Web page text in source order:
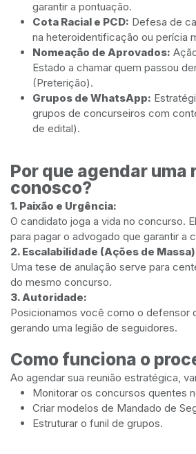
garantir a pontuação.
Cota Racial e PCD: Defesa de
na heteroidentificação ou perícia
Nomeação de Aprovados:
Estado a chamar quem passou
(Preterição).
Grupos de WhatsApp:
grupos de concurseiros com
de edital).
Por que agendar uma
conosco?
1. Paixão e Urgência:
O candidato joga a vida no concurso.
para pagar o advogado que garantir a
2. Escalabilidade (Ações de
Uma tese de anulação serve para
do mesmo concurso.
3. Autoridade:
Posicionamos você como o defensor
gerando uma legião de seguidores.
Como funciona o
Ao agendar sua reunião estratégica,
Monitorar os concursos quentes
Criar modelos de Mandado de
Estruturar o funil de grupos.